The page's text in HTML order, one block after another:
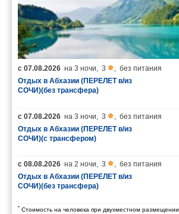
с 07.08.2026 на 3 ночи, 3 , без питания
Отдых в Абхазии (ПЕРЕЛЕТ в/из
СОЧИ)(без трансфера)
с 07.08.2026 на 3 ночи, 3 , без питания
Отдых в Абхазии (ПЕРЕЛЕТ в/из
СОЧИ)(с трансфером)
с 08.08.2026 на 2 ночи, 3 , без питания
Отдых в Абхазии (ПЕРЕЛЕТ в/из
СОЧИ)(без трансфера)
* Стоимость на человека при двухместном размещении